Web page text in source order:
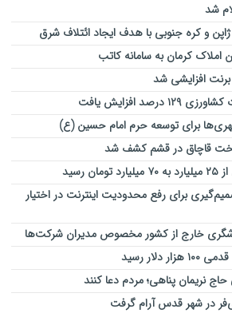
شد
و کره جنوبی با هدف ایجاد ائتلاف شرق
افزایشی شد
افزایش یافت
برای رفع محدودیت اینترنت در اختیار
خارج از کشور مخصوص مدیران شرکت‌ها
رسید
نریمان پناهی؛ مردم دعا کنند
در شهر‌ قدس آرام گرفت